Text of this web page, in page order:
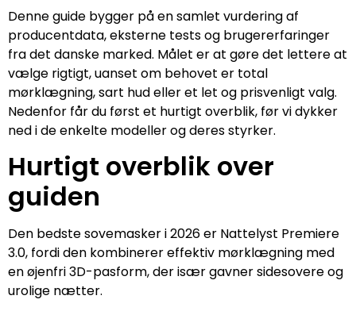
Denne guide bygger på en samlet vurdering af
producentdata, eksterne tests og brugererfaringer
fra det danske marked. Målet er at gøre det lettere at
vælge rigtigt, uanset om behovet er total
mørklægning, sart hud eller et let og prisvenligt valg.
Nedenfor får du først et hurtigt overblik, før vi dykker
ned i de enkelte modeller og deres styrker.
Hurtigt overblik over
guiden
Den bedste sovemasker i 2026 er Nattelyst Premiere
3.0, fordi den kombinerer effektiv mørklægning med
en øjenfri 3D-pasform, der især gavner sidesovere og
urolige nætter.